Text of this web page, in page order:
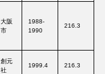
大阪
市
1988-
1990
216.3
創元
社
1999.4 216.3